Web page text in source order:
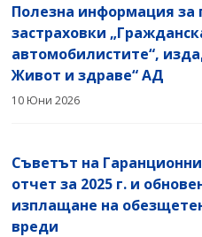
Полезна информация за
застраховки
автомобилистите“,
Живот и здраве“ АД
10 Юни 2026
Съветът на
отчет за 2025 г. и
изплащане на
вреди